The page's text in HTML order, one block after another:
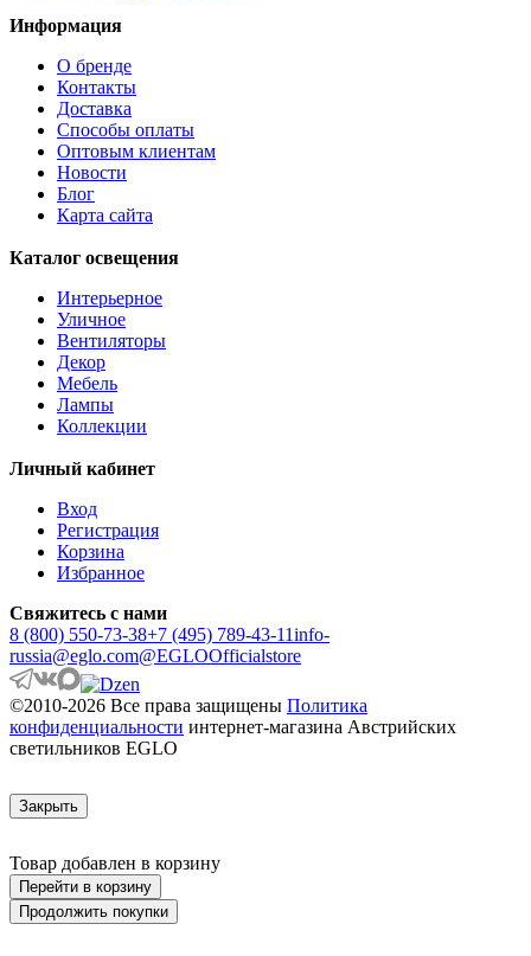
AMBATOBE
AMBONDRONA
AMBORIALA
AMEZAGA
AMOATSY
AMPITABE
AMSFIELD 1
ANDASIBE
ANJABE
ANTELAO
ANTIPOLO
ANWICK
ANWICK 1
ANZINO
APRICALE
ARACENA
ARANGONA
ARANZOLA
ARENALES
ARGOLIS 2
ARISCANI
ARISCANI 2
ARNHEM
ARRECIFE
ARTANA
ASBY
ASINDRO
ATOLLARI
AULIYE
AUROTONELLO
AUSTELL
AZAR 60
AZBARREN
BAILRIGG
BALEZZE
BALIGUIAN
BALLINA
BALMAHA
BALNARIO
Информация
О бренде
Контакты
Доставка
Способы оплаты
Оптовым клиентам
Новости
Блог
Карта сайта
Каталог освещения
Интерьерное
Уличное
Вентиляторы
Декор
Мебель
Лампы
Коллекции
Личный кабинет
Вход
Регистрация
Корзина
Избранное
Свяжитесь с нами
8 (800) 550-73-38+7 (495) 789-43-11info-
russia@eglo.com@EGLOOfficialstore
©2010-2026 Все права защищены Политика
конфиденциальности интернет-магазина Австрийских
светильников EGLO
Закрыть
Товар добавлен в корзину
Перейти в корзину
Продолжить покупки